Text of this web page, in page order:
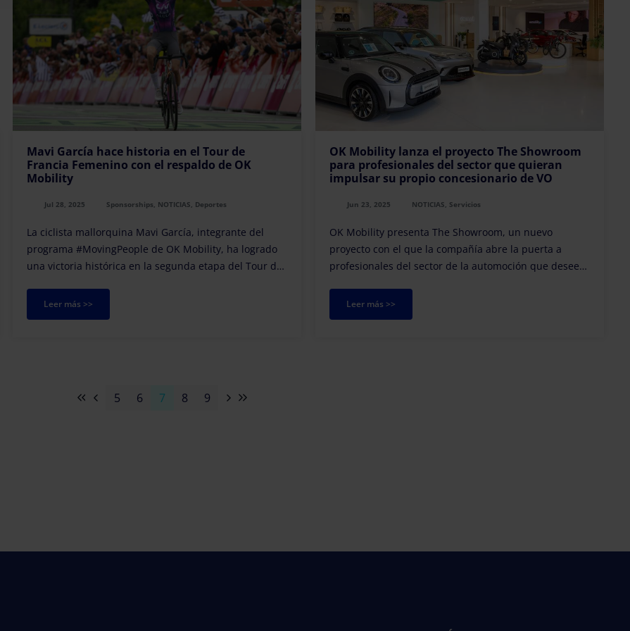
Mavi García hace historia en el Tour de
Francia Femenino con el respaldo de OK
Mobility
Jul 28, 2025 Sponsorships, NOTICIAS, Deportes
La ciclista mallorquina Mavi García, integrante del
programa #MovingPeople de OK Mobility, ha logrado
una victoria histórica en la segunda etapa del Tour de
Leer más >>
OK Mobility lanza el proyecto The Showroom
para profesionales del sector que quieran
impulsar su propio concesionario de VO
Jun 23, 2025 NOTICIAS, Servicios
OK Mobility presenta The Showroom, un nuevo
proyecto con el que la compañía abre la puerta a
profesionales del sector de la automoción que deseen
el respaldo de una marca global en plena expansión.
Leer más >>
5 6 7 8 9